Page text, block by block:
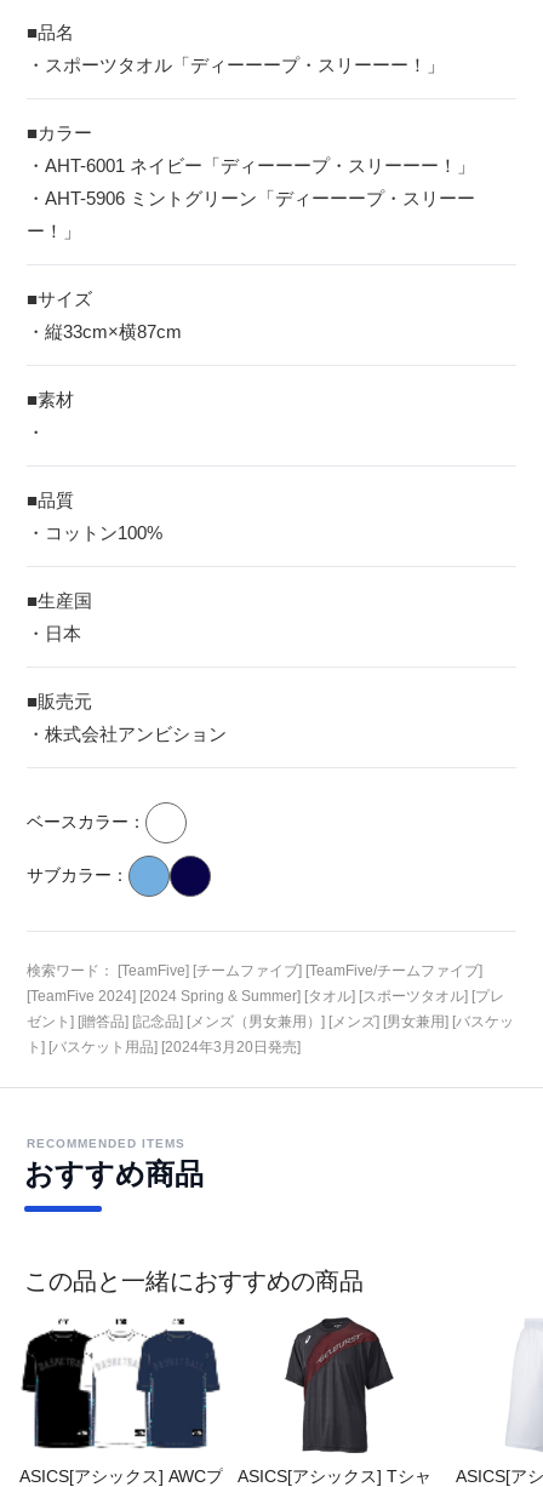
■品名
・スポーツタオル「ディーーープ・スリーーー！」
■カラー
・AHT-6001 ネイビー「ディーーープ・スリーーー！」
・AHT-5906 ミントグリーン「ディーーープ・スリーー
ー！」
■サイズ
・縦33cm×横87cm
■素材
・
■品質
・コットン100%
■生産国
・日本
■販売元
・株式会社アンビション
ベースカラー：
サブカラー：
検索ワード： [TeamFive] [チームファイブ] [TeamFive/チームファイブ]
[TeamFive 2024] [2024 Spring & Summer] [タオル] [スポーツタオル] [プレ
ゼント] [贈答品] [記念品] [メンズ（男女兼用）] [メンズ] [男女兼用] [バスケッ
ト] [バスケット用品] [2024年3月20日発売]
RECOMMENDED ITEMS
おすすめ商品
この品と一緒におすすめの商品
ASICS[アシックス] AWCプ
ASICS[アシックス] Tシャ
ASICS[ア